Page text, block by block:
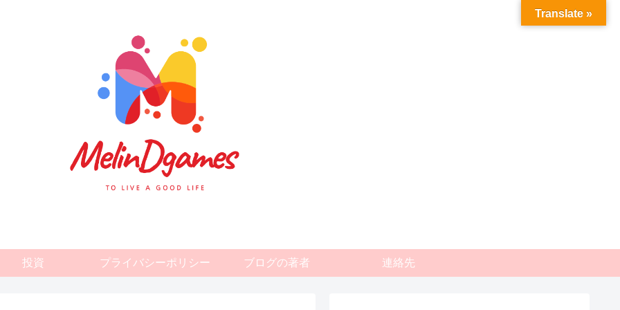
投資 プライバシーポリシー ブログの著者 連絡先
Translate »